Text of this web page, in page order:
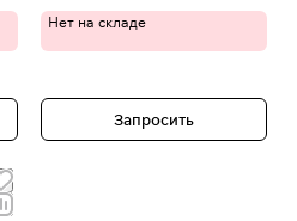
Иваново
Нет на складе
Запросить